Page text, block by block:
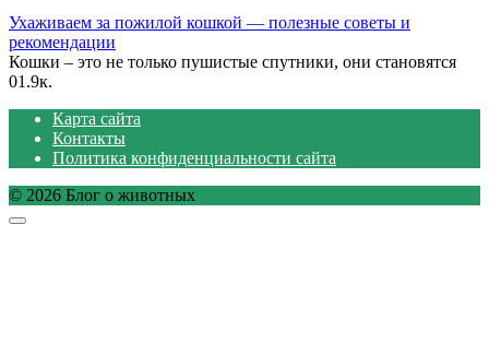
Ухаживаем за пожилой кошкой — полезные советы и
рекомендации
Кошки – это не только пушистые спутники, они становятся
01.9к.
Карта сайта
Контакты
Политика конфиденциальности сайта
© 2026 Блог о животных